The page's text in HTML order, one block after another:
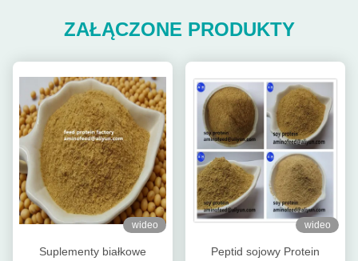
ZAŁĄCZONE PRODUKTY
wideo
Suplementy białkowe
wideo
Peptid sojowy Protein